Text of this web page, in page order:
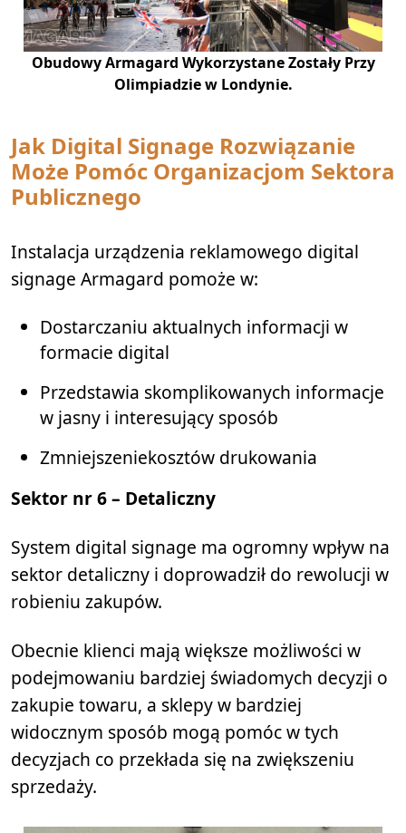
Obudowy Armagard Wykorzystane Zostały Przy
Olimpiadzie w Londynie.
Jak Digital Signage Rozwiązanie
Może Pomóc Organizacjom Sektora
Publicznego
Instalacja urządzenia reklamowego digital
signage Armagard pomoże w:
Dostarczaniu aktualnych informacji w ​​
formacie digital
Przedstawia skomplikowanych informacje
w jasny i interesujący sposób
Zmniejszeniekosztów drukowania
Sektor nr 6 – Detaliczny
System digital signage ma ogromny wpływ na
sektor detaliczny i doprowadził do rewolucji w
robieniu zakupów.
Obecnie klienci mają większe możliwości w
podejmowaniu bardziej świadomych decyzji o
zakupie towaru, a sklepy w bardziej
widocznym sposób mogą pomóc w tych
decyzjach co przekłada się na zwiększeniu
sprzedaży.